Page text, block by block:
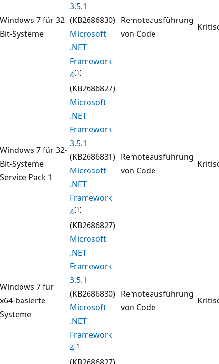
Windows 7 für 32-
Bit-Systeme
3.5.1
(KB2686830)
Microsoft
.NET
Framework
4[1]
(KB2686827)
Remoteausführung
von Code
Windows 7 für 32-
Bit-Systeme
Service Pack 1
Microsoft
.NET
Framework
3.5.1
(KB2686831)
Microsoft
.NET
Framework
4[1]
(KB2686827)
Remoteausführung
von Code
Windows 7 für
x64-basierte
Systeme
Microsoft
.NET
Framework
3.5.1
(KB2686830)
Microsoft
.NET
Framework
4[1]
(KB2686827)
Remoteausführung
von Code